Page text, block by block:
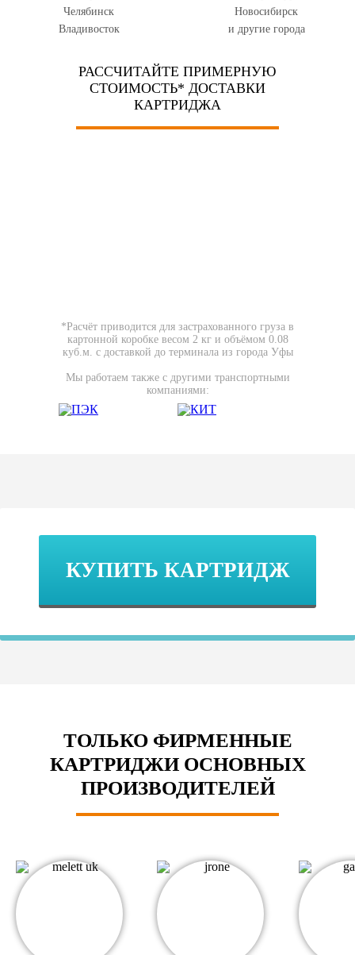
Челябинск
Новосибирск
Владивосток
и другие города
РАССЧИТАЙТЕ ПРИМЕРНУЮ
СТОИМОСТЬ* ДОСТАВКИ
КАРТРИДЖА
*Расчёт приводится для застрахованного груза в
картонной коробке весом 2 кг и объёмом 0.08
куб.м. с доставкой до терминала из города Уфы
Мы работаем также с другими транспортными
компаниями:
КУПИТЬ КАРТРИДЖ
ТОЛЬКО ФИРМЕННЫЕ
КАРТРИДЖИ ОСНОВНЫХ
ПРОИЗВОДИТЕЛЕЙ